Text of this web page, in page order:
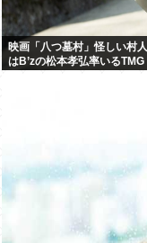
映画「八つ墓村」怪しい村
はB’zの松本孝弘率いるTMG